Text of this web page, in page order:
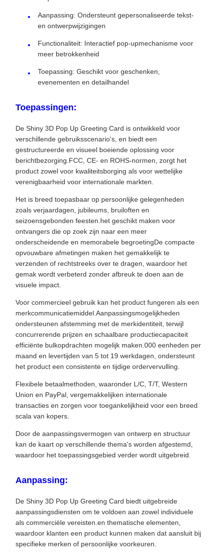
Aanpassing: Ondersteunt gepersonaliseerde tekst-
en ontwerpwijzigingen
Functionaliteit: Interactief pop-upmechanisme voor
meer betrokkenheid
Toepassing: Geschikt voor geschenken,
evenementen en detailhandel
Toepassingen:
De Shiny 3D Pop Up Greeting Card is ontwikkeld voor
verschillende gebruiksscenario's, en biedt een
gestructureerde en visueel boeiende oplossing voor
berichtbezorging.FCC, CE- en ROHS-normen, zorgt het
product zowel voor kwaliteitsborging als voor wettelijke
verenigbaarheid voor internationale markten.
Het is breed toepasbaar op persoonlijke gelegenheden
zoals verjaardagen, jubileums, bruiloften en
seizoensgebonden feesten.het geschikt maken voor
ontvangers die op zoek zijn naar een meer
onderscheidende en memorabele begroetingDe compacte
opvouwbare afmetingen maken het gemakkelijk te
verzenden of rechtstreeks over te dragen, waardoor het
gemak wordt verbeterd zonder afbreuk te doen aan de
visuele impact.
Voor commercieel gebruik kan het product fungeren als een
merkcommunicatiemiddel.Aanpassingsmogelijkheden
ondersteunen afstemming met de merkidentiteit, terwijl
concurrerende prijzen en schaalbare productiecapaciteit
efficiënte bulkopdrachten mogelijk maken.000 eenheden per
maand en levertijden van 5 tot 19 werkdagen, ondersteunt
het product een consistente en tijdige ordervervulling.
Flexibele betaalmethoden, waaronder L/C, T/T, Western
Union en PayPal, vergemakkelijken internationale
transacties en zorgen voor toegankelijkheid voor een breed
scala van kopers.
Door de aanpassingsvermogen van ontwerp en structuur
kan de kaart op verschillende thema's worden afgestemd,
waardoor het toepassingsgebied verder wordt uitgebreid.
Aanpassing:
De Shiny 3D Pop Up Greeting Card biedt uitgebreide
aanpassingsdiensten om te voldoen aan zowel individuele
als commerciële vereisten.en thematische elementen,
waardoor klanten een product kunnen maken dat aansluit bij
specifieke merken of persoonlijke voorkeuren.